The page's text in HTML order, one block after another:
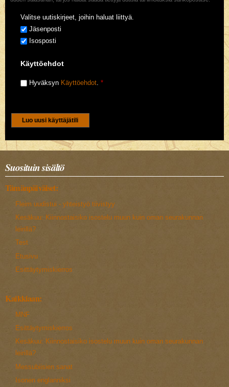
Valitse uutiskirjeet, joihin haluat liittyä.
Jäsenposti
Isosposti
Käyttöehdot
Hyväksyn Käyttöehdot. *
CAPTCHA
Tällä kysymyksellä varmistetaan ettet ole robotti.
Suosituin sisältö
Tämänpäiväiset:
Fleim uudistui - yhteistyö tiivistyy
Kesäkuu: Kiinnostaisiko isostelu muun kuin oman seurakunnan
leirillä?
Test
Etusivu
Esittäytymiskierros
Kaikkiaan:
MNF
Esittäytymiskierros
Kesäkuu: Kiinnostaisiko isostelu muun kuin oman seurakunnan
leirillä?
Messubiisien sanat
Isonen englanniksi